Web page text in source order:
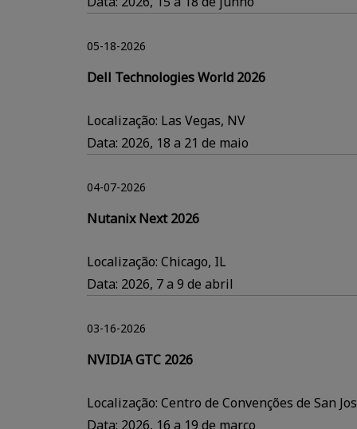
Dell Technologies World 2026
05-18-2026
Localização: Las Vegas, NV
Data: 2026, 18 a 21 de maio
Nutanix Next 2026
04-07-2026
Localização: Chicago, IL
Data: 2026, 7 a 9 de abril
NVIDIA GTC 2026
03-16-2026
Localização: Centro de Convenções de San
Data: 2026, 16 a 19 de março